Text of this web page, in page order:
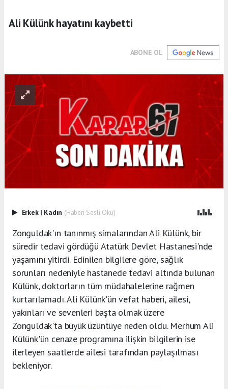
Ali Külünk hayatını kaybetti
ABONE OL
Erkek | Kadın (Haberi Sesli Oku)
Zonguldak'ın tanınmış simalarından Ali Külünk, bir
süredir tedavi gördüğü Atatürk Devlet Hastanesi'nde
yaşamını yitirdi. Edinilen bilgilere göre, sağlık
sorunları nedeniyle hastanede tedavi altında bulunan
Külünk, doktorların tüm müdahalelerine rağmen
kurtarılamadı. Ali Külünk'ün vefat haberi, ailesi,
yakınları ve sevenleri başta olmak üzere
Zonguldak'ta büyük üzüntüye neden oldu. Merhum Ali
Külünk'ün cenaze programına ilişkin bilgilerin ise
ilerleyen saatlerde ailesi tarafından paylaşılması
bekleniyor.